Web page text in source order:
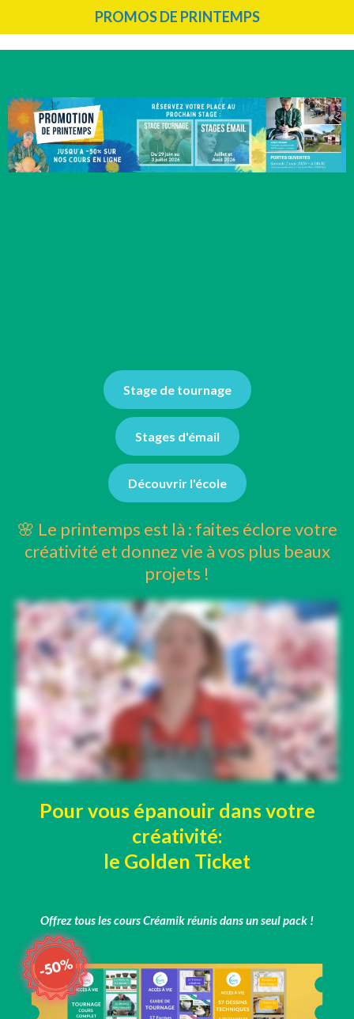
PROMOS DE PRINTEMPS
Stage de tournage
Stages d'émail
Découvrir l'école
🌸 Le printemps est là : faites éclore votre
créativité et donnez vie à vos plus beaux
projets !
Pour vous épanouir dans votre
créativité:
le Golden Ticket
Offrez tous les cours Créamik réunis dans un seul pack !